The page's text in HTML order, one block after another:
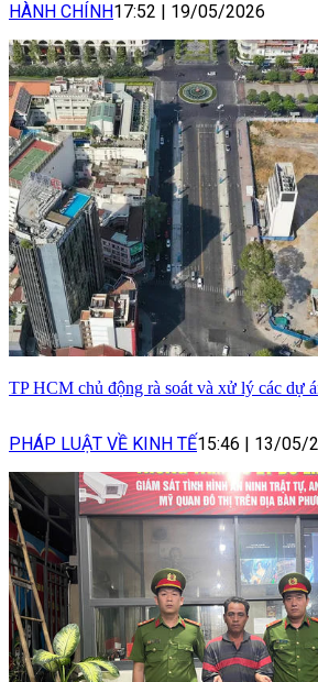
HÀNH CHÍNH17:52 19/05/2026
TP HCM chủ động rà soát và xử lý các dự
PHÁP LUẬT VỀ KINH TẾ15:46 13/05/